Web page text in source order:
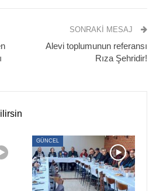
savunurken, “Resmi
mi?
değil. Aslında çocuk
gibi olsaydı, en azından
yaş sınırlaması olurdu.
farkı olan çocuklarda böyle bir
Bu şekildeki bir düzenlemede
çok netamali bir konu. En azından
SONRAKI MESAJ
Alevi toplumunun referansı
Rıza Şehridir!
GÜNCEL